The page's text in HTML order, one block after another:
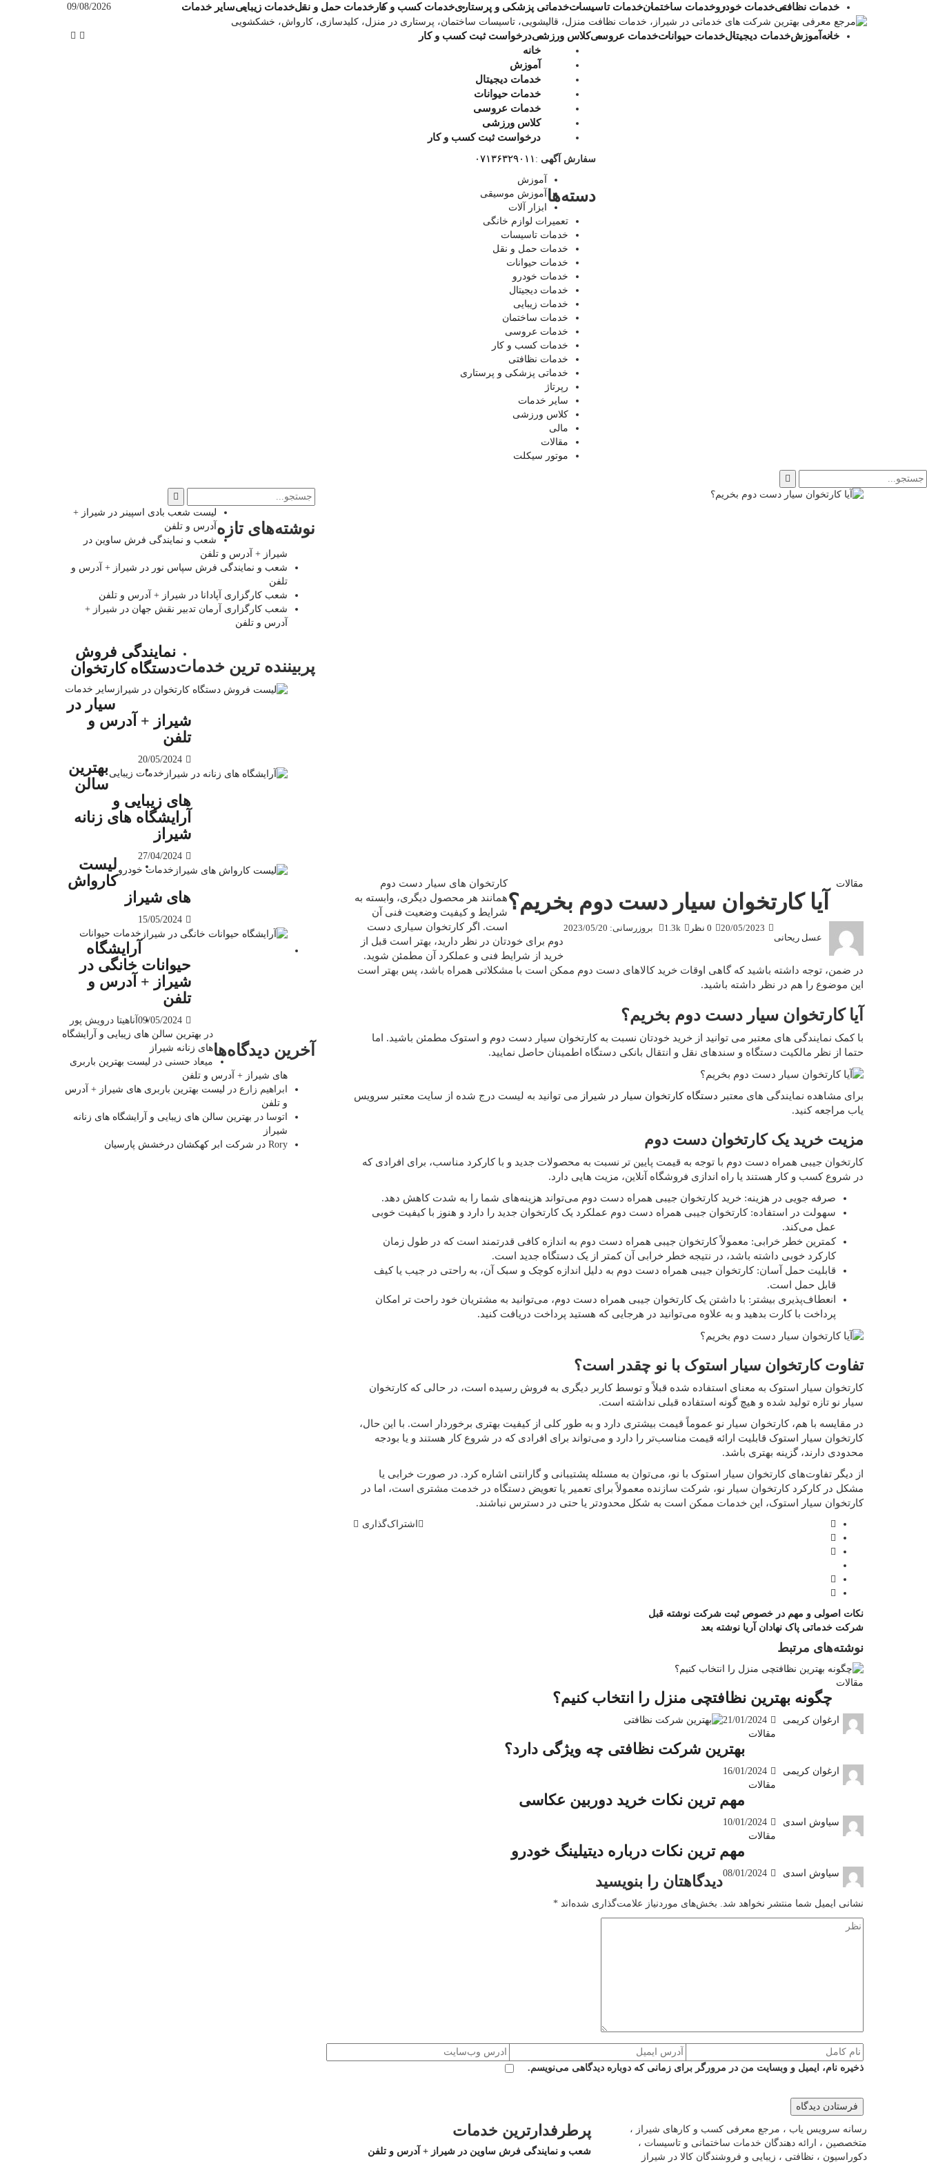
خدمات نظافتیخدمات خودروخدمات ساختمانخدمات تاسیساتخدماتی پزشکی و پرستاریخدمات کسب و کار خدمات حمل و نقلخدمات زیباییسایر خدمات 09/08/2026
خانه آموزشخدمات دیجیتالخدمات حیواناتخدمات عروسیکلاس ورزشیدرخواست ثبت کسب و کار
خانه
آموزش
خدمات دیجیتال
خدمات حیوانات
خدمات عروسی
کلاس ورزشی
درخواست ثبت کسب و کار
سفارش آگهی : ۰۷۱۳۶۳۲۹۰۱۱
دسته‌ها
آموزش
آموزش موسیقی
ابزار آلات
تعمیرات لوازم خانگی
خدمات تاسیسات
خدمات حمل و نقل
خدمات حیوانات
خدمات خودرو
خدمات دیجیتال
خدمات زیبایی
خدمات ساختمان
خدمات عروسی
خدمات کسب و کار
خدمات نظافتی
خدماتی پزشکی و پرستاری
رپرتاژ
سایر خدمات
کلاس ورزشی
مالی
مقالات
موتور سیکلت
مقالات
آیا کارتخوان سیار دست دوم بخریم؟
عسل ریحانی
20/05/2023 0 نظر 1.3k بروزرسانی: 2023/05/20
کارتخوان‌ های سیار دست دوم
همانند هر محصول دیگری، وابسته به
شرایط و کیفیت وضعیت فنی آن
است. اگر کارتخوان سیاری دست
دوم برای خودتان در نظر دارید، بهتر است قبل از
خرید از شرایط فنی و عملکرد آن مطمئن شوید.
در ضمن، توجه داشته باشید که گاهی اوقات خرید کالاهای دست دوم ممکن است با مشکلاتی همراه باشد، پس بهتر است
این موضوع را هم در نظر داشته باشید.
آیا کارتخوان سیار دست دوم بخریم؟
با کمک نمایندگی های معتبر می توانید از خرید خودتان نسبت به کارتخوان سیار دست دوم و استوک مطمئن باشید. اما
حتما از نظر مالکیت دستگاه و سندهای نقل و انتقال بانکی دستگاه اطمینان حاصل نمایید.
برای مشاهده نمایندگی های معتبر دستگاه کارتخوان سیار در شیراز می توانید به لیست درج شده از سایت معتبر سرویس
یاب مراجعه کنید.
مزیت خرید یک کارتخوان دست دوم
کارتخوان جیبی همراه دست دوم با توجه به قیمت پایین تر نسبت به محصولات جدید و با کارکرد مناسب، برای افرادی که
در شروع کسب و کار هستند یا راه اندازی فروشگاه آنلاین، مزیت هایی دارد.
صرفه جویی در هزینه: خرید کارتخوان جیبی همراه دست دوم می‌تواند هزینه‌های شما را به شدت کاهش دهد.
سهولت در استفاده: کارتخوان جیبی همراه دست دوم عملکرد یک کارتخوان جدید را دارد و هنوز با کیفیت خوبی
عمل می‌کند.
کمترین خطر خرابی: معمولاً کارتخوان جیبی همراه دست دوم به اندازه کافی قدرتمند است که در طول زمان
کارکرد خوبی داشته باشد، در نتیجه خطر خرابی آن کمتر از یک دستگاه جدید است.
قابلیت حمل آسان: کارتخوان جیبی همراه دست دوم به دلیل اندازه کوچک و سبک آن، به راحتی در جیب یا کیف
قابل حمل است.
انعطاف‌پذیری بیشتر: با داشتن یک کارتخوان جیبی همراه دست دوم، می‌توانید به مشتریان خود راحت تر امکان
پرداخت با کارت بدهید و به علاوه می‌توانید در هرجایی که هستید پرداخت دریافت کنید.
تفاوت کارتخوان سیار استوک با نو چقدر است؟
کارتخوان سیار استوک به معنای استفاده شده قبلاً و توسط کاربر دیگری به فروش رسیده است، در حالی که کارتخوان
سیار نو تازه تولید شده و هیچ گونه استفاده قبلی نداشته است.
در مقایسه با هم، کارتخوان سیار نو عموماً قیمت بیشتری دارد و به طور کلی از کیفیت بهتری برخوردار است. با این حال،
کارتخوان سیار استوک قابلیت ارائه قیمت مناسب‌تر را دارد و می‌تواند برای افرادی که در شروع کار هستند و یا بودجه
محدودی دارند، گزینه بهتری باشد.
از دیگر تفاوت‌های کارتخوان سیار استوک با نو، می‌توان به مسئله پشتیبانی و گارانتی اشاره کرد. در صورت خرابی یا
مشکل در کارکرد کارتخوان سیار نو، شرکت سازنده معمولاً برای تعمیر یا تعویض دستگاه در خدمت مشتری است، اما در
کارتخوان سیار استوک، این خدمات ممکن است به شکل محدودتر یا حتی در دسترس نباشند.
اشتراک‌گذاری
نکات اصولی و مهم در خصوص ثبت شرکت نوشته قبل
شرکت خدماتی پاک نهادان آریا نوشته بعد
نوشته‌های مرتبط
مقالات
چگونه بهترین نظافتچی منزل را انتخاب کنیم؟
ارغوان کریمی
21/01/2024
مقالات
بهترین شرکت نظافتی چه ویژگی دارد؟
ارغوان کریمی
16/01/2024
مقالات
مهم ترین نکات خرید دوربین عکاسی
سیاوش اسدی
10/01/2024
مقالات
مهم ترین نکات درباره دیتیلینگ خودرو
سیاوش اسدی 08/01/2024دیدگاهتان را بنویسید
نشانی ایمیل شما منتشر نخواهد شد. بخش‌های موردنیاز علامت‌گذاری شده‌اند *
ذخیره نام، ایمیل و وبسایت من در مرورگر برای زمانی که دوباره دیدگاهی می‌نویسم.
نوشته‌های تازه
لیست شعب بادی اسپینر در شیراز +
آدرس و تلفن
شعب و نمایندگی فرش ساوین در
شیراز + آدرس و تلفن
شعب و نمایندگی فرش سپاس نور در شیراز + آدرس و
تلفن
شعب کارگزاری آپادانا در شیراز + آدرس و تلفن
شعب کارگزاری آرمان تدبیر نقش جهان در شیراز +
آدرس و تلفن
پربیننده ترین خدمات
سایر خدمات
نمایندگی فروش
دستگاه کارتخوان
سیار در
شیراز + آدرس و
تلفن
20/05/2024
خدمات زیباییبهترین
سالن
های زیبایی و
آرایشگاه های زنانه
شیراز
27/04/2024
خدمات خودرو لیست
کارواش
های شیراز
15/05/2024
خدمات حیوانات
آرایشگاه
حیوانات خانگی در
شیراز + آدرس و
تلفن
09/05/2024
آخرین دیدگاه‌ها
آناهیتا درویش پور
در بهترین سالن های زیبایی و آرایشگاه
های زنانه شیراز
میعاد حسنی در لیست بهترین باربری
های شیراز + آدرس و تلفن
ابراهیم زارع در لیست بهترین باربری های شیراز + آدرس
و تلفن
اتوسا در بهترین سالن های زیبایی و آرایشگاه های زنانه
شیراز
Rory در شرکت ابر کهکشان درخشش پارسیان
رسانه سرویس یاب ، مرجع معرفی کسب و کارهای شیراز ،
متخصصین ، ارائه دهندگان خدمات ساختمانی و تاسیسات ،
دکوراسیون ، نظافتی ، زیبایی و فروشندگان کالا در شیراز
پرطرفدارترین خدمات
شعب و نمایندگی فرش ساوین در شیراز + آدرس و تلفن